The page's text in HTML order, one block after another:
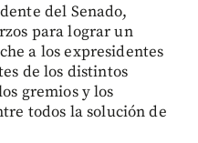
del Senado,
para lograr un
a los expresidentes
de los distintos
gremios y los
todos la solución de